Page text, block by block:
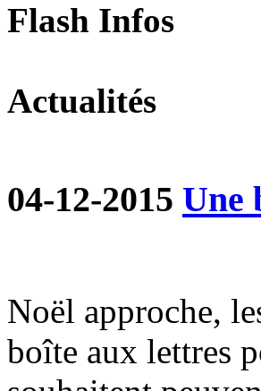
Flash Infos
Actualités
04-12-2015 Une
Noël approche,
boîte aux lettres